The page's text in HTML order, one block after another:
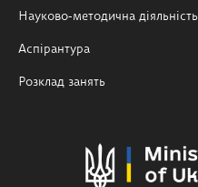
Науково-методична діяльність
Аспірантура
Розклад занять